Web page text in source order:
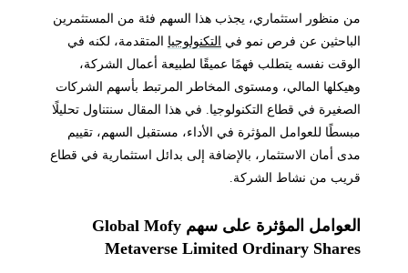
من منظور استثماري، يجذب هذا السهم فئة من المستثمرين
الباحثين عن فرص نمو في التكنولوجياالمتقدمة، لكنه في
الوقت نفسه يتطلب فهمًا عميقًا لطبيعة أعمال الشركة،
وهيكلها المالي، ومستوى المخاطر المرتبط بأسهم الشركات
الصغيرة في قطاع التكنولوجيا. في هذا المقال سنتناول تحليلًا
مبسطًا للعوامل المؤثرة في الأداء، مستقبل السهم، تقييم
مدى أمان الاستثمار، بالإضافة إلى بدائل استثمارية في قطاع
قريب من نشاط الشركة.
العوامل المؤثرة على سهم Global Mofy
Metaverse Limited Ordinary Shares